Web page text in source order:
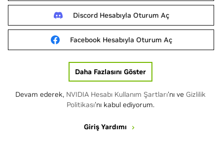
Discord Hesabıyla Oturum Aç
Facebook Hesabıyla Oturum Aç
Daha Fazlasını Göster
Devam ederek, NVIDIA Hesabı Kullanım Şartları'nı ve Gizlilik
Politikası'nı kabul ediyorum.
Giriş Yardımı